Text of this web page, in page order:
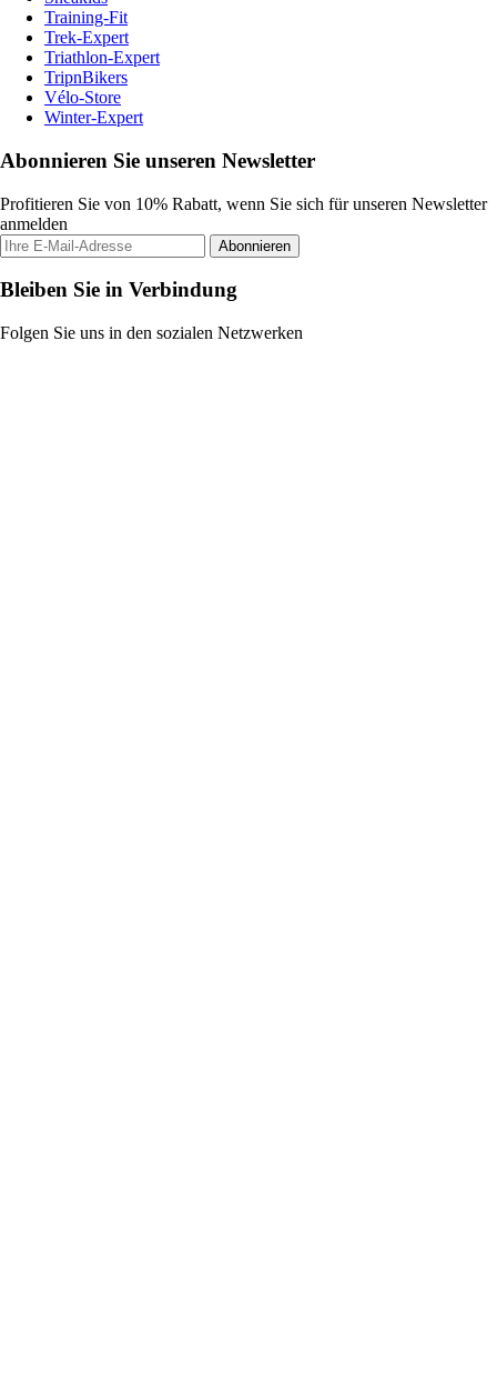
Training-Fit
Trek-Expert
Triathlon-Expert
TripnBikers
Vélo-Store
Winter-Expert
Abonnieren Sie unseren Newsletter
Profitieren Sie von 10% Rabatt, wenn Sie sich für unseren Newsletter
anmelden
Abonnieren
Bleiben Sie in Verbindung
Folgen Sie uns in den sozialen Netzwerken